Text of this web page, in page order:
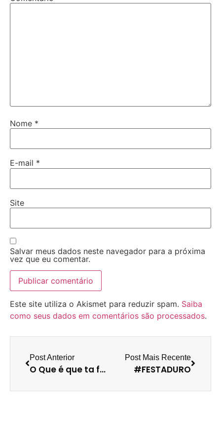
Nome *
E-mail *
Site
Salvar meus dados neste navegador para a próxima
vez que eu comentar.
Este site utiliza o Akismet para reduzir spam. Saiba
como seus dados em comentários são processados.
Post Anterior
O Que é que ta faltando?
Post Mais Recente
#FESTADURO